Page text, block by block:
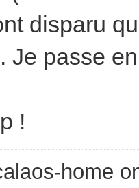
disparu
Je passe
!
home